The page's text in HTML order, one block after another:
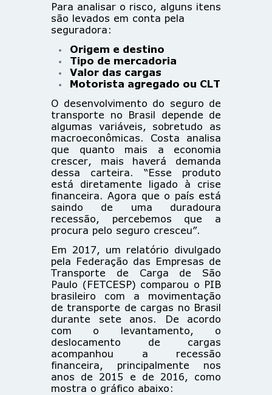
Para analisar o risco, alguns itens
são levados em conta pela
seguradora:
Origem e destino
Tipo de mercadoria
Valor das cargas
Motorista agregado ou CLT
O desenvolvimento do seguro de
transporte no Brasil depende de
algumas variáveis, sobretudo as
macroeconômicas. Costa analisa
que quanto mais a economia
crescer, mais haverá demanda
dessa carteira. “Esse produto
está diretamente ligado à crise
financeira. Agora que o país está
saindo de uma duradoura
recessão, percebemos que a
procura pelo seguro cresceu”.
Em 2017, um relatório divulgado
pela Federação das Empresas de
Transporte de Carga de São
Paulo (FETCESP) comparou o PIB
brasileiro com a movimentação
de transporte de cargas no Brasil
durante sete anos. De acordo
com o levantamento, o
deslocamento de cargas
acompanhou a recessão
financeira, principalmente nos
anos de 2015 e de 2016, como
mostra o gráfico abaixo: